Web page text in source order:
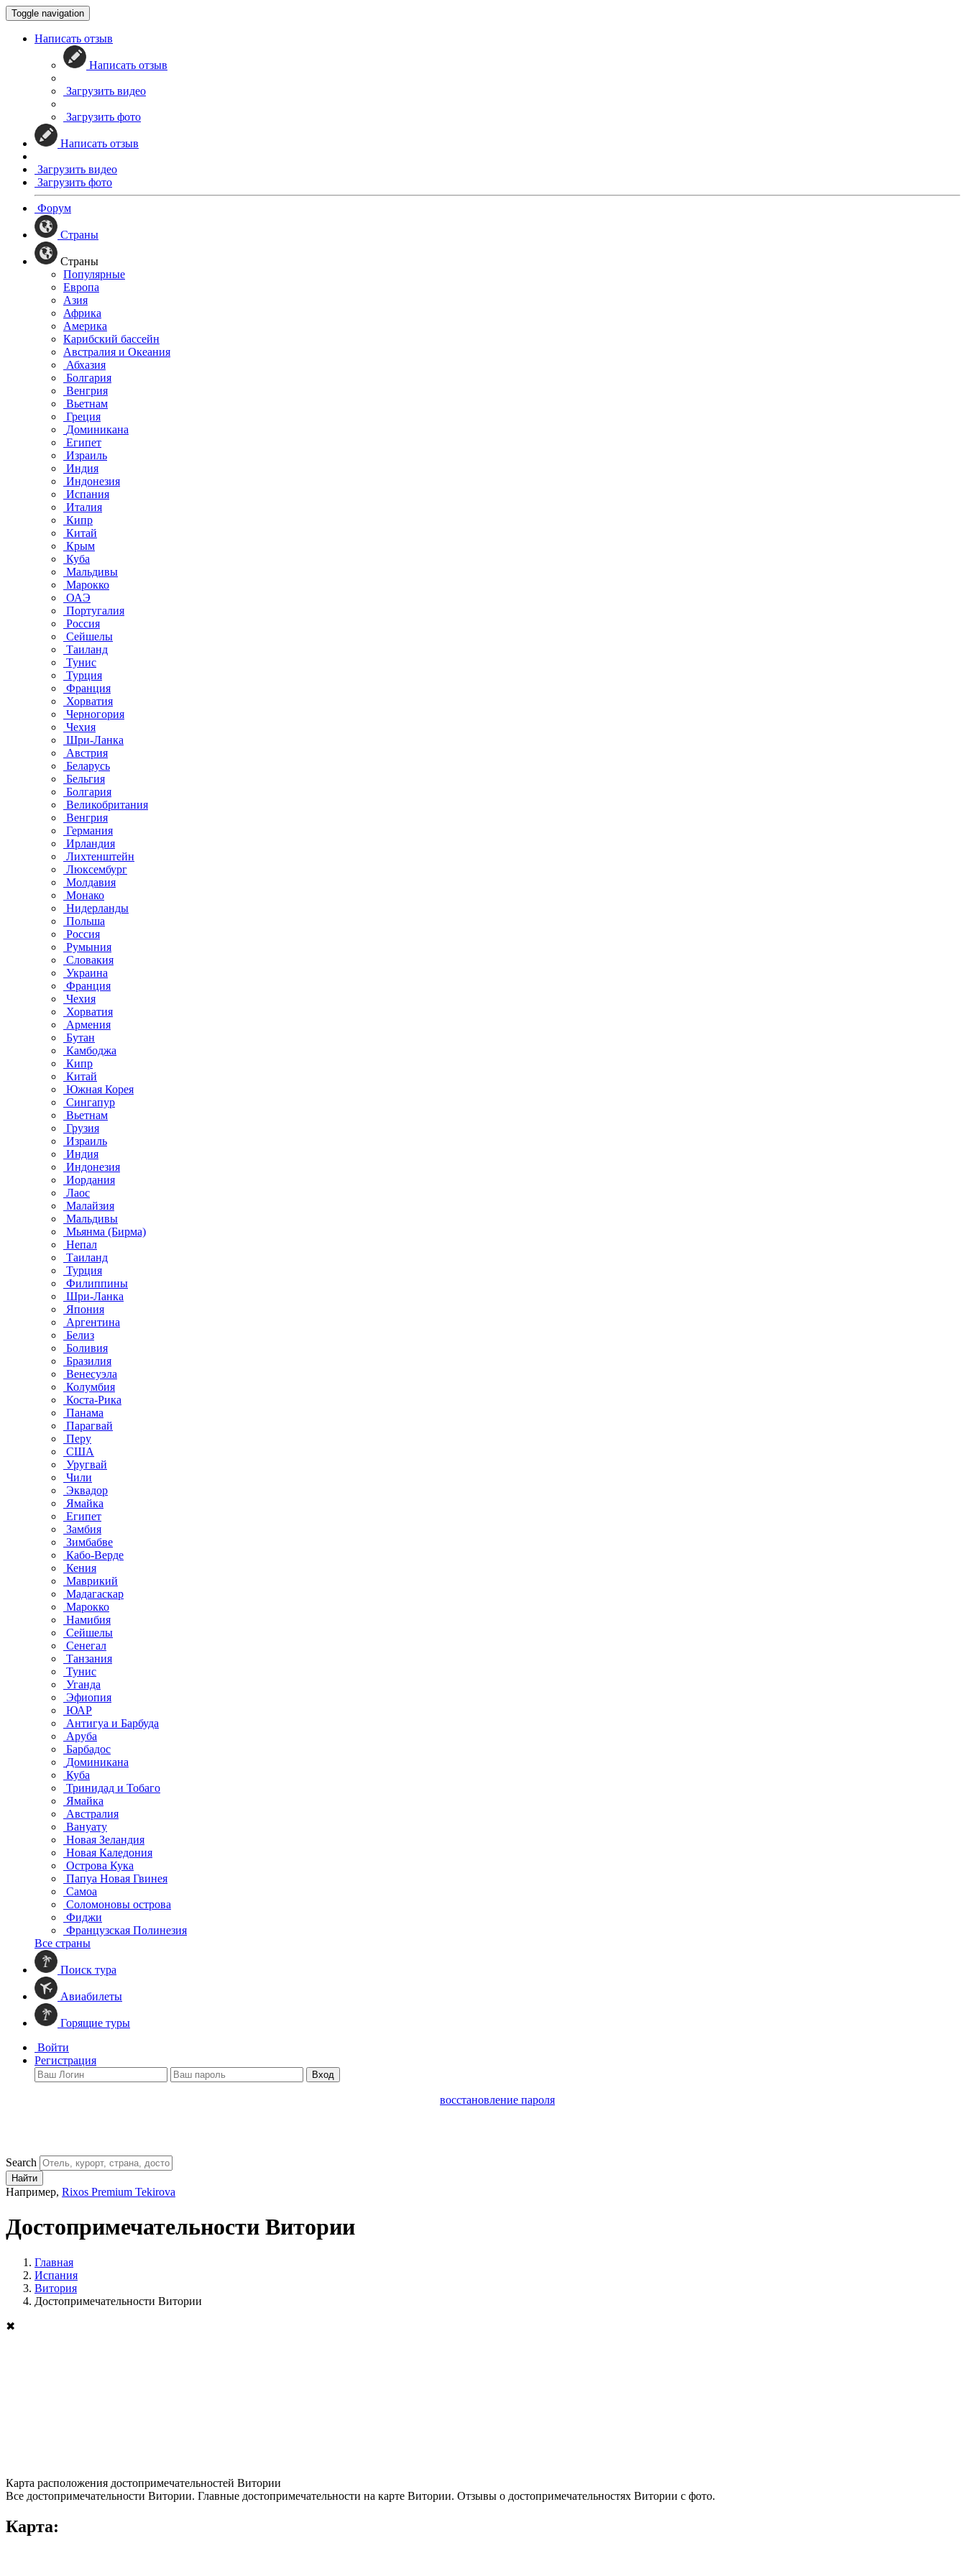
Toggle navigation
Написать отзыв
Написать отзыв
Загрузить видео
Загрузить фото
Написать отзыв
Загрузить видео
Загрузить фото
Форум
Страны
Страны
Популярные
Европа
Азия
Африка
Америка
Карибский бассейн
Австралия и Океания
Абхазия
Болгария
Венгрия
Вьетнам
Греция
Доминикана
Египет
Израиль
Индия
Индонезия
Испания
Италия
Кипр
Китай
Крым
Куба
Мальдивы
Марокко
ОАЭ
Португалия
Россия
Сейшелы
Таиланд
Тунис
Турция
Франция
Хорватия
Черногория
Чехия
Шри-Ланка
Австрия
Беларусь
Бельгия
Болгария
Великобритания
Венгрия
Германия
Ирландия
Лихтенштейн
Люксембург
Молдавия
Монако
Нидерланды
Польша
Россия
Румыния
Словакия
Украина
Франция
Чехия
Хорватия
Армения
Бутан
Камбоджа
Кипр
Китай
Южная Корея
Сингапур
Вьетнам
Грузия
Израиль
Индия
Индонезия
Иордания
Лаос
Малайзия
Мальдивы
Мьянма (Бирма)
Непал
Таиланд
Турция
Филиппины
Шри-Ланка
Япония
Аргентина
Белиз
Боливия
Бразилия
Венесуэла
Колумбия
Коста-Рика
Панама
Парагвай
Перу
США
Уругвай
Чили
Эквадор
Ямайка
Египет
Замбия
Зимбабве
Кабо-Верде
Кения
Маврикий
Мадагаскар
Марокко
Намибия
Сейшелы
Сенегал
Танзания
Тунис
Уганда
Эфиопия
ЮАР
Антигуа и Барбуда
Аруба
Барбадос
Доминикана
Куба
Тринидад и Тобаго
Ямайка
Австралия
Вануату
Новая Зеландия
Новая Каледония
Острова Кука
Папуа Новая Гвинея
Самоа
Соломоновы острова
Фиджи
Французская Полинезия
Все страны
Поиск тура
Авиабилеты
Горящие туры
Войти
Регистрация
Вход
восстановление пароля
Search
Найти
Например, Rixos Premium Tekirova
Достопримечательности Витории
Главная
Испания
Витория
Достопримечательности Витории
✖
Карта расположения достопримечательностей Витории
Все достопримечательности Витории. Главные достопримечательности на карте Витории. Отзывы о достопримечательностях Витории с фото.
Карта: